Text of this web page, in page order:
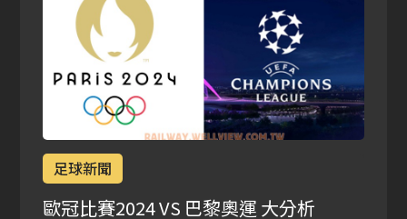
足球新聞
歐冠比賽2024 VS 巴黎奧運 大分析